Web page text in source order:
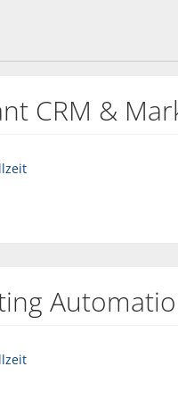
CRM &